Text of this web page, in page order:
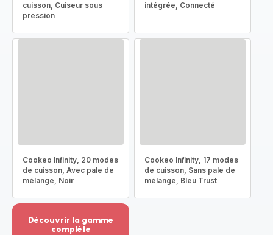
cuisson, Cuiseur sous
pression
intégrée, Connecté
Cookeo Infinity, 20 modes
de cuisson, Avec pale de
mélange, Noir
Cookeo Infinity, 17 modes
de cuisson, Sans pale de
mélange, Bleu Trust
Découvrir la gamme
complète